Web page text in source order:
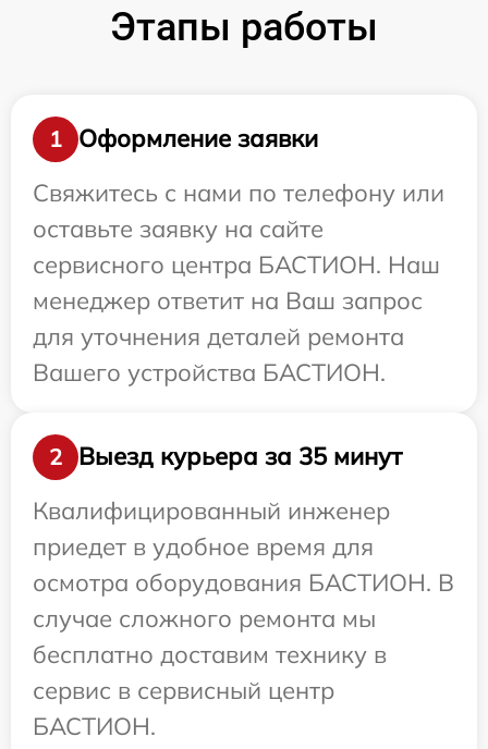
Этапы работы
1
Оформление заявки
Свяжитесь с нами по телефону или
оставьте заявку на сайте
сервисного центра БАСТИОН. Наш
менеджер ответит на Ваш запрос
для уточнения деталей ремонта
Вашего устройства БАСТИОН.
2
Выезд курьера за 35 минут
Квалифицированный инженер
приедет в удобное время для
осмотра оборудования БАСТИОН. В
случае сложного ремонта мы
бесплатно доставим технику в
сервис в сервисный центр
БАСТИОН.